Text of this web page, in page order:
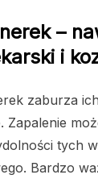
–
i
zaburza
Zapalenie
tych
Bardzo